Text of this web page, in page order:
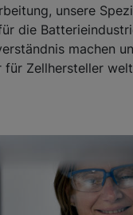
unsere
die
machen
für Zellhersteller